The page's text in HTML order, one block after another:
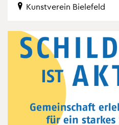
Kunst­ver­ein Bie­le­feld